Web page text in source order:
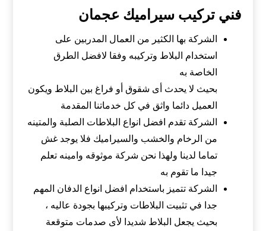
فني تركيب سيراميك عجمان
الشركة بها الكثير من العمال المدربين على
استخدام البلاط وتركيبه وفقا لافضل الطرق
الخاصة به
بحيث لا يحدث أى شقوق أو فراغ بين البلاط ويكون
العميل دائما واثق في كل خدماتنا المقدمة
الشركة تقدم افضل انواع البلاطات الصلبة والمتينه
من الرخام والخشب والسيراميك فلا يوجد غش
تماما لدينا ولهذا نحن شركة موثوقه وامينه تعلم
جيدا ما تقوم به
الشركة تتميز باستخدام افضل انواع الدفان المهم
جدا في تثبيت البلاطات وتركيبها بجودة عاليه ،
بحيث يجعل البلاط شديدا لأى صدمات متوقعة